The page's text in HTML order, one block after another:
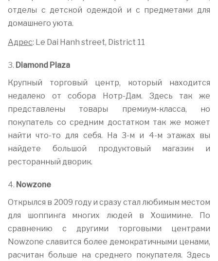
отделы с детской одеждой и с предметами для
домашнего уюта.
Адрес: Le Dai Hanh street, District 11
3. Diamond Plaza
Крупный торговый центр, который находится
недалеко от собора Нотр-Дам. Здесь так же
представлены товары премиум-класса, но
покупатель со средним достатком так же может
найти что-то для себя. На 3-м и 4-м этажах вы
найдете большой продуктовый магазин и
ресторанный дворик.
4. Nowzone
Открылся в 2009 году и сразу стал любимым местом
для шоппинга многих людей в Хошимине. По
сравнению с другими торговыми центрами
Nowzone славится более демократичными ценами,
расчитан больше на среднего покупателя. Здесь